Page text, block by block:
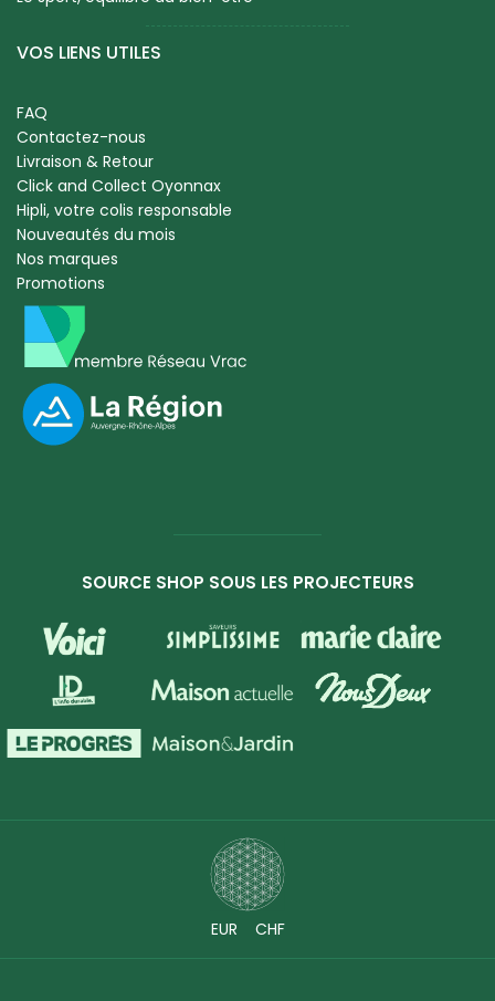
VOS LIENS UTILES
FAQ
Contactez-nous
Livraison & Retour
Click and Collect Oyonnax
Hipli, votre colis responsable
Nouveautés du mois
Nos marques
Promotions
SOURCE SHOP SOUS LES PROJECTEURS
EUR CHF